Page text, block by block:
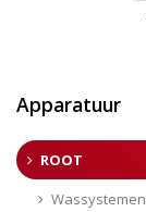
Apparatuur
ROOT
Wassystemen